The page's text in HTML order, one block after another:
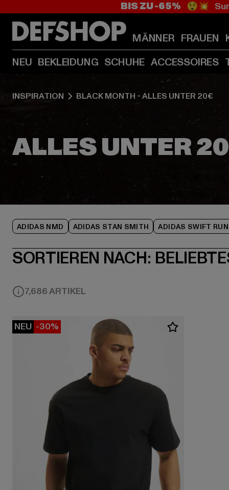
BIS ZU -65% 😲💥
MÄNNER FRAUEN
NEU BEKLEIDUNG SCHUHE ACCESSOIRES
INSPIRATION BLACK MONTH - ALLES UNTER 20€
ADIDAS NMD ADIDAS STAN SMITH ADIDAS SWIFT RUN
SORTIEREN NACH:
7,686 ARTIKEL
NEU -30%